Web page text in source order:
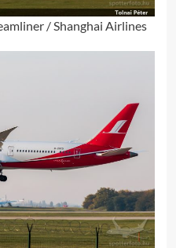
/ Shanghai Airlines